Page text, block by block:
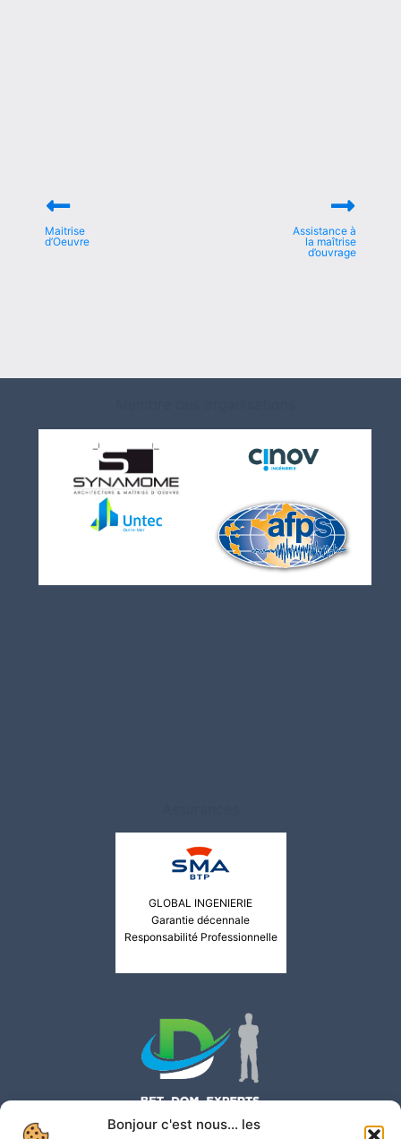
Bonjour c'est nous... les
Maitrise
d’Oeuvre
Assistance à
la maîtrise
d’ouvrage
GLOBAL INGENIERIE
Garantie décennale
Responsabilité Professionnelle